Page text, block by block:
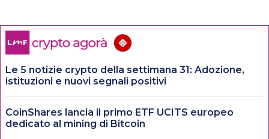
Le 5 notizie crypto della settimana 31: Adozione,
istituzioni e nuovi segnali positivi
CoinShares lancia il primo ETF UCITS europeo
dedicato al mining di Bitcoin